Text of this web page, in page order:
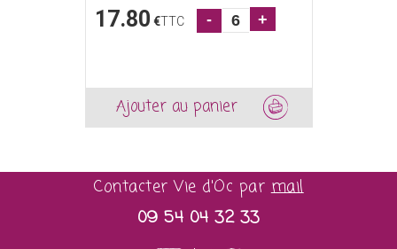
17.80 €TTC - +
Ajouter au panier
Contacter Vie d'Oc parmail
09 54 04 32 33